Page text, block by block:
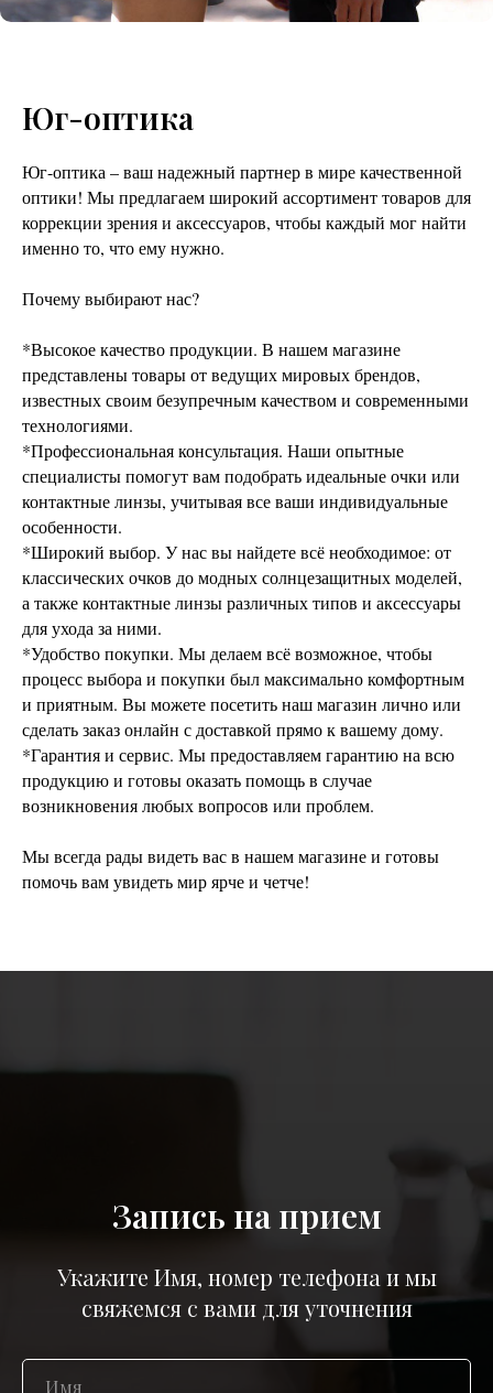
Юг-оптика
Юг-оптика – ваш надежный партнер в мире качественной
оптики! Мы предлагаем широкий ассортимент товаров для
коррекции зрения и аксессуаров, чтобы каждый мог найти
именно то, что ему нужно.
Почему выбирают нас?
*Высокое качество продукции. В нашем магазине
представлены товары от ведущих мировых брендов,
известных своим безупречным качеством и современными
технологиями.
*Профессиональная консультация. Наши опытные
специалисты помогут вам подобрать идеальные очки или
контактные линзы, учитывая все ваши индивидуальные
особенности.
*Широкий выбор. У нас вы найдете всё необходимое: от
классических очков до модных солнцезащитных моделей,
а также контактные линзы различных типов и аксессуары
для ухода за ними.
*Удобство покупки. Мы делаем всё возможное, чтобы
процесс выбора и покупки был максимально комфортным
и приятным. Вы можете посетить наш магазин лично или
сделать заказ онлайн с доставкой прямо к вашему дому.
*Гарантия и сервис. Мы предоставляем гарантию на всю
продукцию и готовы оказать помощь в случае
возникновения любых вопросов или проблем.
Мы всегда рады видеть вас в нашем магазине и готовы
помочь вам увидеть мир ярче и четче!
Запись на прием
Укажите Имя, номер телефона и мы
свяжемся с вами для уточнения